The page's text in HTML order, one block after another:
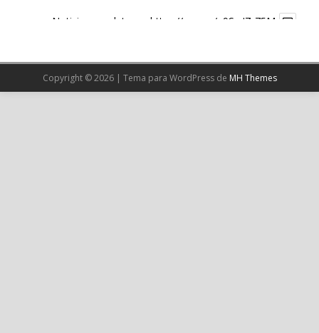
Noticia completa en: https://wp.me/p9SwIZ-75M
Cargar más
Copyright © 2026 | Tema para WordPress de MH Themes